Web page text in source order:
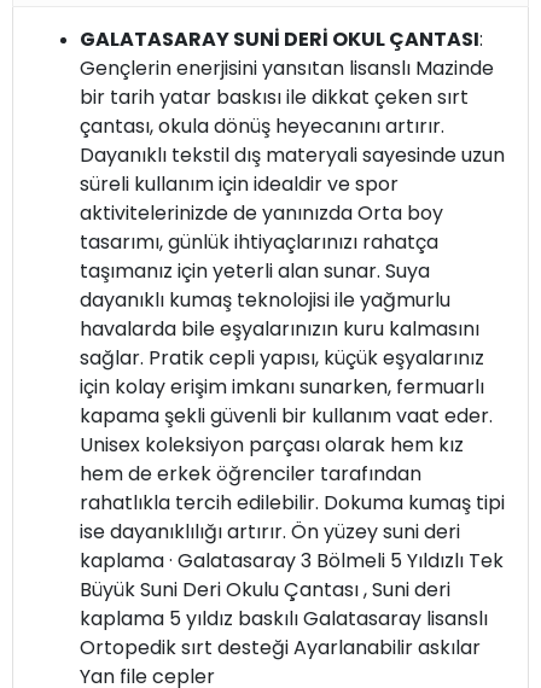
GALATASARAY SUNİ DERİ OKUL ÇANTASI:
Gençlerin enerjisini yansıtan lisanslı Mazinde
bir tarih yatar baskısı ile dikkat çeken sırt
çantası, okula dönüş heyecanını artırır.
Dayanıklı tekstil dış materyali sayesinde uzun
süreli kullanım için idealdir ve spor
aktivitelerinizde de yanınızda Orta boy
tasarımı, günlük ihtiyaçlarınızı rahatça
taşımanız için yeterli alan sunar. Suya
dayanıklı kumaş teknolojisi ile yağmurlu
havalarda bile eşyalarınızın kuru kalmasını
sağlar. Pratik cepli yapısı, küçük eşyalarınız
için kolay erişim imkanı sunarken, fermuarlı
kapama şekli güvenli bir kullanım vaat eder.
Unisex koleksiyon parçası olarak hem kız
hem de erkek öğrenciler tarafından
rahatlıkla tercih edilebilir. Dokuma kumaş tipi
ise dayanıklılığı artırır. Ön yüzey suni deri
kaplama · Galatasaray 3 Bölmeli 5 Yıldızlı Tek
Büyük Suni Deri Okulu Çantası , Suni deri
kaplama 5 yıldız baskılı Galatasaray lisanslı
Ortopedik sırt desteği Ayarlanabilir askılar
Yan file cepler